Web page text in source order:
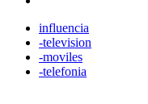
influencia
-television
-moviles
-telefonia